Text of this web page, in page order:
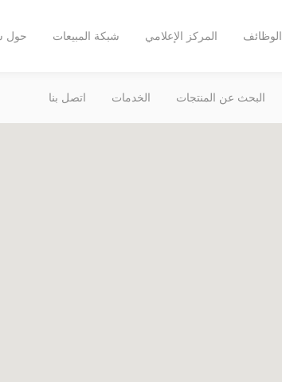
حول شبكة المبيعات المركز الإعلامي الوظائف
البحث عن المنتجات الخدمات اتصل بنا